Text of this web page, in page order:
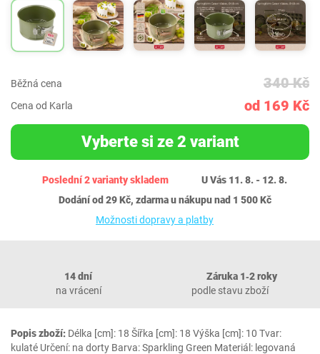
Běžná cena 340 Kč
Cena od Karla od 169 Kč
Vyberte si ze 2 variant
Poslední 2 varianty skladem
U Vás 11. 8. - 12. 8.
Dodání od 29 Kč, zdarma u nákupu nad 1 500 Kč
Možnosti dopravy a platby
14 dní
na vrácení
Záruka 1‐2 roky
podle stavu zboží
Popis zboží: Délka [cm]: 18 Šířka [cm]: 18 Výška [cm]: 10 Tvar:
kulaté Určení: na dorty Barva: Sparkling Green Materiál: legovaná